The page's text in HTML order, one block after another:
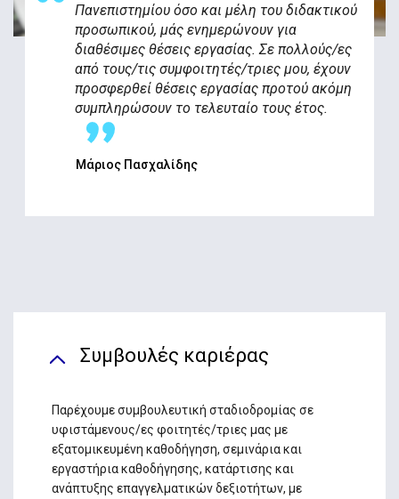
Πανεπιστημίου όσο και μέλη του διδακτικού
προσωπικού, μάς ενημερώνουν για
διαθέσιμες θέσεις εργασίας. Σε πολλούς/ες
από τους/τις συμφοιτητές/τριες μου, έχουν
προσφερθεί θέσεις εργασίας προτού ακόμη
συμπληρώσουν το τελευταίο τους έτος.
Μάριος Πασχαλίδης
Συμβουλές καριέρας
Παρέχουμε συμβουλευτική σταδιοδρομίας σε
υφιστάμενους/ες φοιτητές/τριες μας με
εξατομικευμένη καθοδήγηση, σεμινάρια και
εργαστήρια καθοδήγησης, κατάρτισης και
ανάπτυξης επαγγελματικών δεξιοτήτων, με